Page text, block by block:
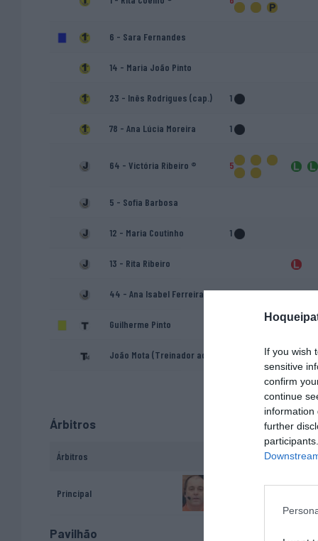
If you wish
sensitive
confirm
continue
information
further
6 - Sara Fernandes
14 - Maria João Pinto
23 - Inês Rodrigues (cap.) 1
78 - Ana Lúcia Moreira 1
64 - Victória Ribeiro ® 5
5 - Sofia Barbosa
12 - Maria Coutinho 1
13 - Rita Ribeiro
44 - Ana Isabel Ferreira
Guilherme Pinto
João Mota (Treinador adjunto)
Árbitros
Árbitros
Principal
Pavilhão